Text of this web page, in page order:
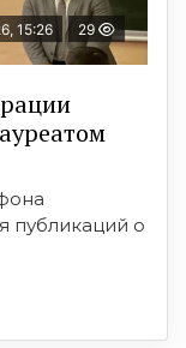
15:26 29
публикаций о